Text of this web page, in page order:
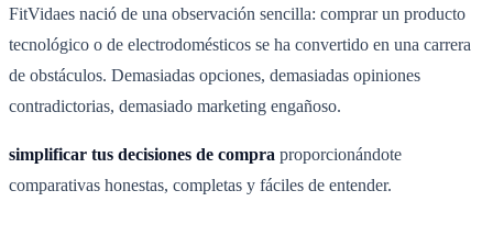
FitVidaes nació de una observación sencilla: comprar un producto
tecnológico o de electrodomésticos se ha convertido en una carrera
de obstáculos. Demasiadas opciones, demasiadas opiniones
contradictorias, demasiado marketing engañoso.
simplificar tus decisiones de compra proporcionándote
comparativas honestas, completas y fáciles de entender.